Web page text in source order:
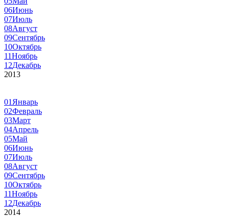
06Июнь
07Июль
08Август
09Сентябрь
10Октябрь
11Ноябрь
12Декабрь
2013
01 Январь
02Февраль
03Март
04Апрель
05Май
06Июнь
07Июль
08Август
09Сентябрь
10Октябрь
11Ноябрь
12Декабрь
2014